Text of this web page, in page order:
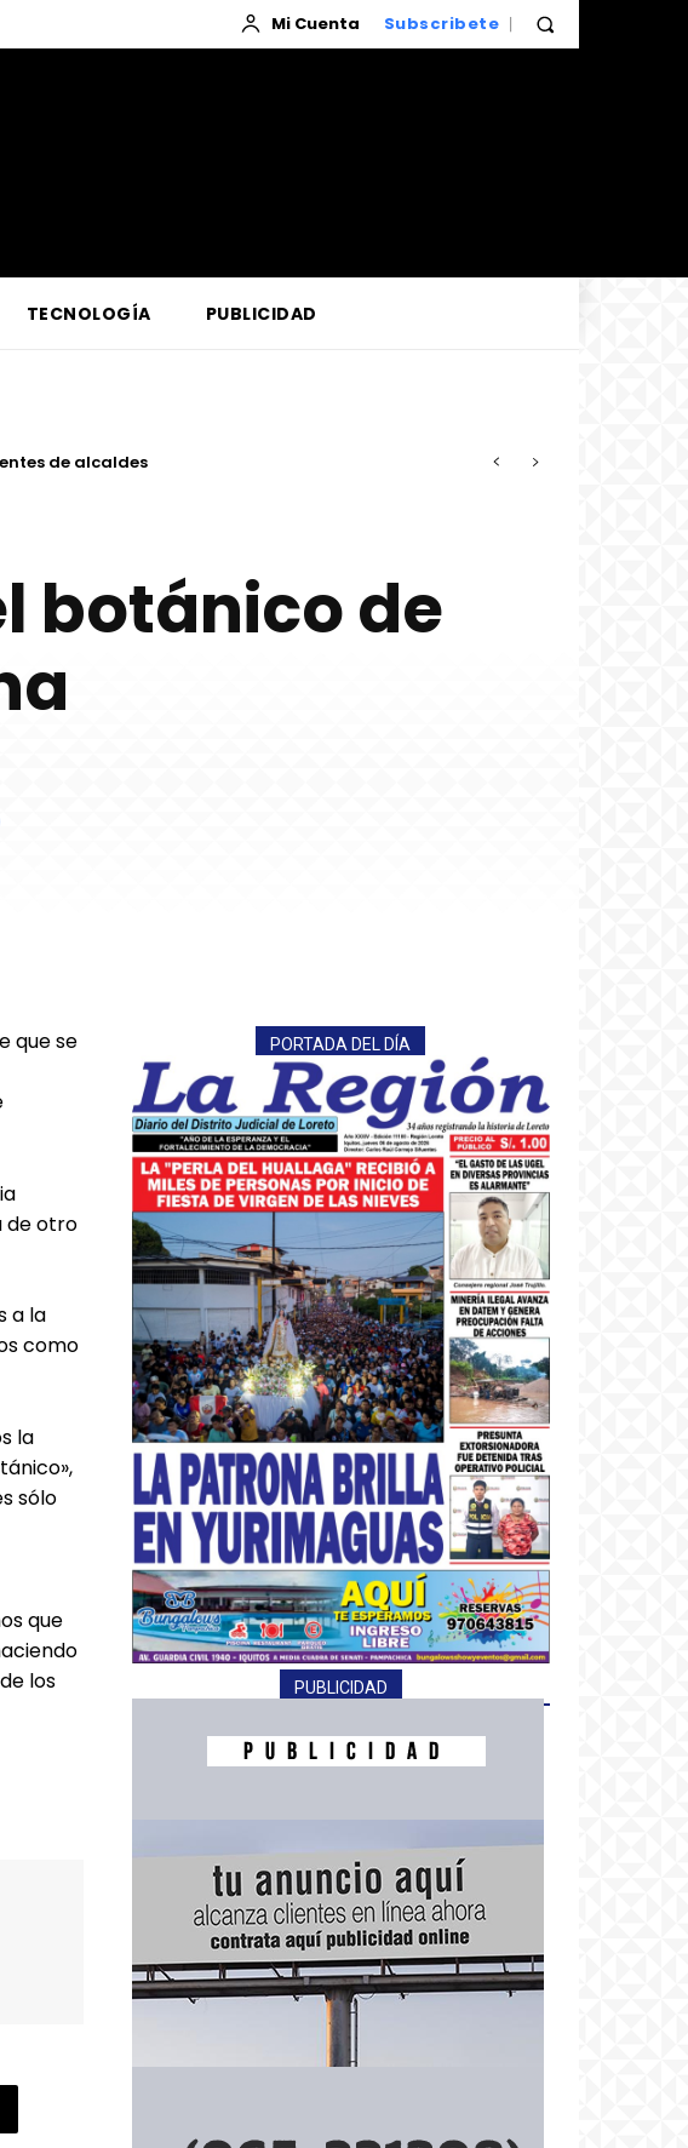
Mi Cuenta Subscribete
TECNOLOGÍA PUBLICIDAD
de alcaldes
casos de abuso
botánico de
que se
de otro
a la
como
la
sólo
que
los
PORTADA DEL DÍA
PUBLICIDAD